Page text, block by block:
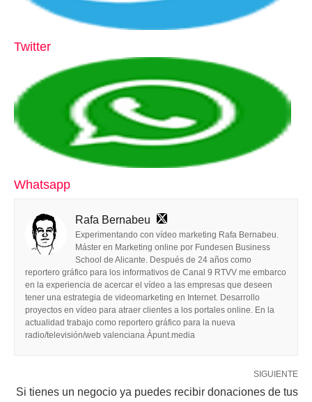
Twitter
Whatsapp
Rafa Bernabeu
Experimentando con vídeo marketing Rafa Bernabeu.
Máster en Marketing online por Fundesen Business
School de Alicante. Después de 24 años como
reportero gráfico para los informativos de Canal 9 RTVV me embarco
en la experiencia de acercar el vídeo a las empresas que deseen
tener una estrategia de videomarketing en Internet. Desarrollo
proyectos en vídeo para atraer clientes a los portales online. En la
actualidad trabajo como reportero gráfico para la nueva
radio/televisión/web valenciana Àpunt.media
SIGUIENTE
Si tienes un negocio ya puedes recibir donaciones de tus